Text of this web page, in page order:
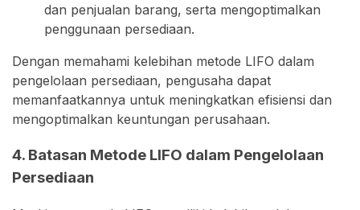
dan penjualan barang, serta mengoptimalkan
penggunaan persediaan.
Dengan memahami kelebihan metode LIFO dalam
pengelolaan persediaan, pengusaha dapat
memanfaatkannya untuk meningkatkan efisiensi dan
mengoptimalkan keuntungan perusahaan.
4. Batasan Metode LIFO dalam Pengelolaan
Persediaan